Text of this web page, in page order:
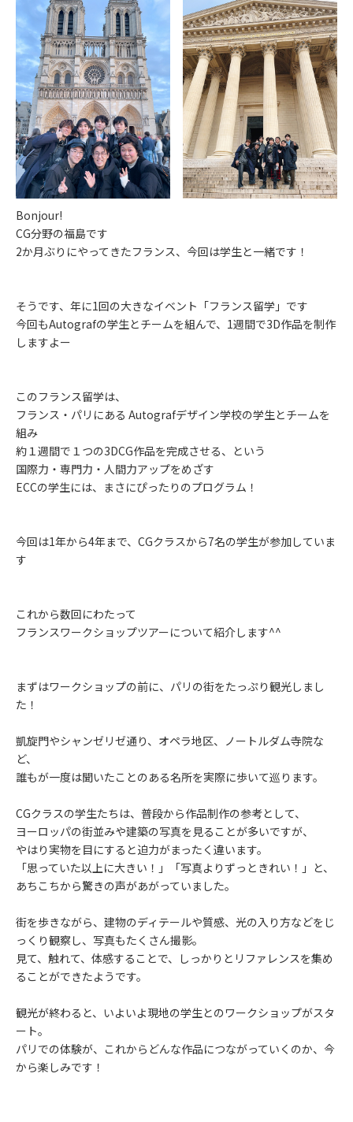
Bonjour!
CG分野の福島です
2か月ぶりにやってきたフランス、今回は学生と一緒です！
そうです、年に1回の大きなイベント「フランス留学」です
今回もAutografの学生とチームを組んで、1週間で3D作品を制作
しますよー
このフランス留学は、
フランス・パリにある Autografデザイン学校の学生とチームを
組み
約１週間で１つの3DCG作品を完成させる、という
国際力・専門力・人間力アップをめざす
ECCの学生には、まさにぴったりのプログラム！
今回は1年から4年まで、CGクラスから7名の学生が参加していま
す
これから数回にわたって
フランスワークショップツアーについて紹介します^^
まずはワークショップの前に、パリの街をたっぷり観光しまし
た！
凱旋門やシャンゼリゼ通り、オペラ地区、ノートルダム寺院な
ど、
誰もが一度は聞いたことのある名所を実際に歩いて巡ります。
CGクラスの学生たちは、普段から作品制作の参考として、
ヨーロッパの街並みや建築の写真を見ることが多いですが、
やはり実物を目にすると迫力がまったく違います。
「思っていた以上に大きい！」「写真よりずっときれい！」と、
あちこちから驚きの声があがっていました。
街を歩きながら、建物のディテールや質感、光の入り方などをじ
っくり観察し、写真もたくさん撮影。
見て、触れて、体感することで、しっかりとリファレンスを集め
ることができたようです。
観光が終わると、いよいよ現地の学生とのワークショップがスタ
ート。
パリでの体験が、これからどんな作品につながっていくのか、今
から楽しみです！